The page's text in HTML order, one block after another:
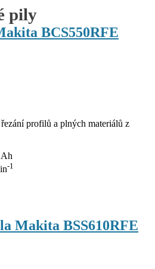
pily
BCS550RFE
profilů a plných materiálů z
-1
Makita BSS610RFE